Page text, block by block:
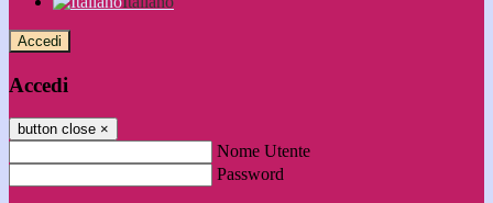
Accedi
Accedi
button close ×
Nome Utente
Password